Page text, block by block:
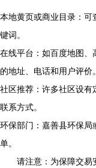
本地黄页或商业目录：可
键词。
在线平台：如百度地图、
的地址、电话和用户评价。
社区推荐：许多社区设有
联系方式。
环保部门：嘉善县环保局
单。
请注意：为保障交易